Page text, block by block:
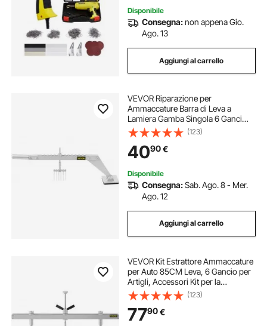
Disponibile
Consegna:non appena Gio.
Ago. 13
Aggiungi al carrello
VEVOR Riparazione per
Ammaccature Barra di Leva a
Lamiera Gamba Singola 6 Ganci
Estrattore per Ammaccature
Strumento per riparare
ammaccature
(123)
4090€
Disponibile
Consegna:Sab. Ago. 8 - Mer.
Ago. 12
Aggiungi al carrello
VEVOR Kit Estrattore Ammaccature
per Auto 85CM Leva, 6 Gancio per
Artigli, Accessori Kit per la
Rimozione delle Ammaccature
Senza Vernice, Kit per la Rimozione
per la Riparazione della Carrozzeria
(123)
7790€